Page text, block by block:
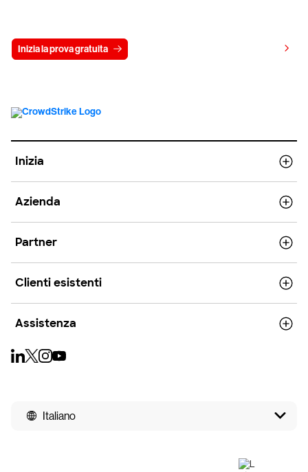
Inizia la prova gratuita
Inizia
Azienda
Partner
Clienti esistenti
Assistenza
Italiano